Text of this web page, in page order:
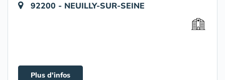
92200 - NEUILLY-SUR-SEINE
Plus d'infos